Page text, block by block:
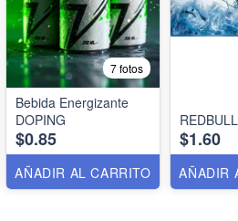
7 fotos
Bebida Energizante
DOPING
$0.85
AÑADIR AL CARRITO
REDBULL
$1.60
AÑADIR